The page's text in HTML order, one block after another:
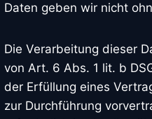
Daten geben wir nicht
Die Verarbeitung dieser
von Art. 6 Abs. 1 lit. b
der Erfüllung eines
zur Durchführung